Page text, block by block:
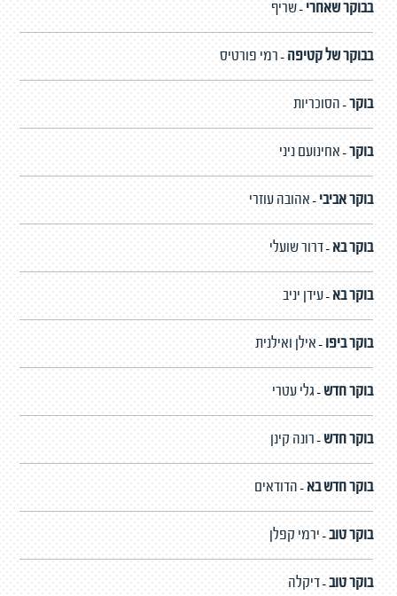
בבוקר שאחרי -שריף
בבוקר של קטיפה -רמי פורטיס
בוקר-הסוכריות
בוקר-אחינועם ניני
בוקר אביבי -אהובה עוזרי
בוקר בא -דרור שועלי
בוקר בא -עידן יניב
בוקר ביפו -אילן ואילנית
בוקר חדש-גלי עטרי
בוקר חדש-רונה קינן
בוקר חדש בא -הדודאים
בוקר טוב-ירמי קפלן
בוקר טוב-דיקלה